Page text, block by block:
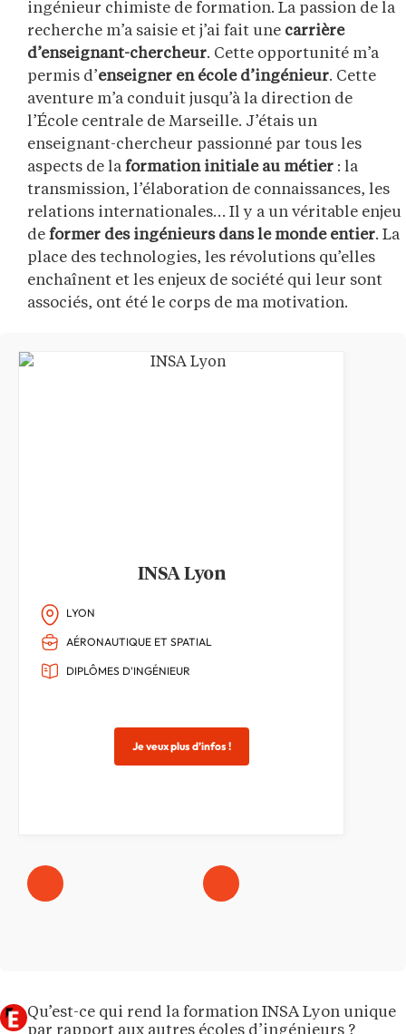
ingénieur chimiste de formation. La passion de la
recherche m’a saisie et j’ai fait une carrière
d’enseignant-chercheur. Cette opportunité m’a
permis d’enseigner en école d’ingénieur. Cette
aventure m’a conduit jusqu’à la direction de
l’École centrale de Marseille. J’étais un
enseignant-chercheur passionné par tous les
aspects de la formation initiale au métier : la
transmission, l’élaboration de connaissances, les
relations internationales… Il y a un véritable enjeu
de former des ingénieurs dans le monde entier. La
place des technologies, les révolutions qu’elles
enchaînent et les enjeux de société qui leur sont
associés, ont été le corps de ma motivation.
INSA Lyon
LYON
AÉRONAUTIQUE ET SPATIAL
DIPLÔMES D'INGÉNIEUR
Je veux plus d’infos !
Qu’est-ce qui rend la formation INSA Lyon unique